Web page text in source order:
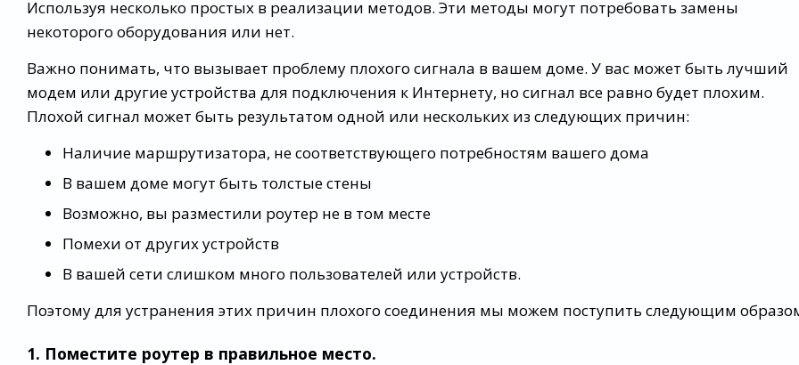
Используя несколько простых в реализации методов. Эти методы могут потребовать замены
некоторого оборудования или нет.
Важно понимать, что вызывает проблему плохого сигнала в вашем доме. У вас может быть лучший
модем или другие устройства для подключения к Интернету, но сигнал все равно будет плохим.
Плохой сигнал может быть результатом одной или нескольких из следующих причин:
Наличие маршрутизатора, не соответствующего потребностям вашего дома
В вашем доме могут быть толстые стены
Возможно, вы разместили роутер не в том месте
Помехи от других устройств
В вашей сети слишком много пользователей или устройств.
Поэтому для устранения этих причин плохого соединения мы можем поступить следующим
1. Поместите роутер в правильное место.